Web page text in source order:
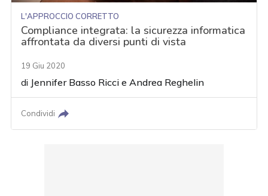
L'APPROCCIO CORRETTO
Compliance integrata: la sicurezza informatica
affrontata da diversi punti di vista
19 Giu 2020
di Jennifer Basso Ricci eAndrea Reghelin
Condividi